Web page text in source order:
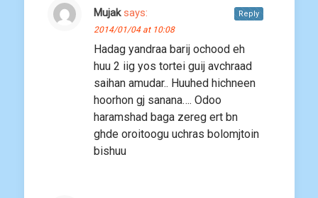
Mujak says:
2014/01/04 at 10:08
Hadag yandraa barij ochood eh
huu 2 iig yos tortei guij avchraad
saihan amudar.. Huuhed hichneen
hoorhon gj sanana…. Odoo
haramshad baga zereg ert bn
ghde oroitoogu uchras bolomjtoin
bishuu
Reply